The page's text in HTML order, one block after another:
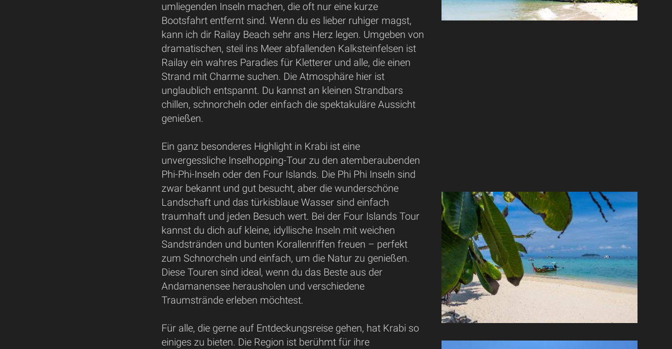
umliegenden Inseln machen, die oft nur eine kurze
Bootsfahrt entfernt sind. Wenn du es lieber ruhiger magst,
kann ich dir Railay Beach sehr ans Herz legen. Umgeben von
dramatischen, steil ins Meer abfallenden Kalksteinfelsen ist
Railay ein wahres Paradies für Kletterer und alle, die einen
Strand mit Charme suchen. Die Atmosphäre hier ist
unglaublich entspannt. Du kannst an kleinen Strandbars
chillen, schnorcheln oder einfach die spektakuläre Aussicht
genießen.
Ein ganz besonderes Highlight in Krabi ist eine
unvergessliche Inselhopping-Tour zu den atemberaubenden
Phi-Phi-Inseln oder den Four Islands. Die Phi Phi Inseln sind
zwar bekannt und gut besucht, aber die wunderschöne
Landschaft und das türkisblaue Wasser sind einfach
traumhaft und jeden Besuch wert. Bei der Four Islands Tour
kannst du dich auf kleine, idyllische Inseln mit weichen
Sandstränden und bunten Korallenriffen freuen – perfekt
zum Schnorcheln und einfach, um die Natur zu genießen.
Diese Touren sind ideal, wenn du das Beste aus der
Andamanensee herausholen und verschiedene
Traumstrände erleben möchtest.
Für alle, die gerne auf Entdeckungsreise gehen, hat Krabi so
einiges zu bieten. Die Region ist berühmt für ihre